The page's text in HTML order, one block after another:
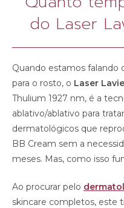
do Laser
Quando estamos
para o rosto, o Laser
Thulium 1927 nm, é a
ablativo/ablativo para
dermatológicos que
BB Cream sem a
meses. Mas, como isso
Ao procurar pelo
skincare completos, este